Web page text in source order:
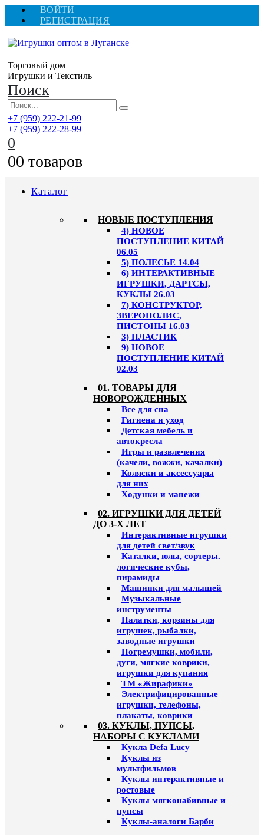
ВОЙТИ
РЕГИСТРАЦИЯ
Торговый дом
Игрушки и Текстиль
Поиск
+7 (959) 222-21-99
+7 (959) 222-28-99
0
00 товаров
Каталог
НОВЫЕ ПОСТУПЛЕНИЯ
4) НОВОЕ
ПОСТУПЛЕНИЕ КИТАЙ
06.05
5) ПОЛЕСЬЕ 14.04
6) ИНТЕРАКТИВНЫЕ
ИГРУШКИ, ДАРТСЫ,
КУКЛЫ 26.03
7) КОНСТРУКТОР,
ЗВЕРОПОЛИС,
ПИСТОНЫ 16.03
3) ПЛАСТИК
9) НОВОЕ
ПОСТУПЛЕНИЕ КИТАЙ
02.03
01. ТОВАРЫ ДЛЯ
НОВОРОЖДЕННЫХ
Все для сна
Гигиена и уход
Детская мебель и
автокресла
Игры и развлечения
(качели, вожжи, качалки)
Коляски и аксессуары
для них
Ходунки и манежи
02. ИГРУШКИ ДЛЯ ДЕТЕЙ
ДО 3-Х ЛЕТ
Интерактивные игрушки
для детей свет/звук
Каталки, юлы, сортеры.
логические кубы,
пирамиды
Машинки для малышей
Музыкальные
инструменты
Палатки, корзины для
игрушек, рыбалки,
заводные игрушки
Погремушки, мобили,
дуги, мягкие коврики,
игрушки для купания
ТМ «Жирафики»
Электрифицированные
игрушки, телефоны,
плакаты, коврики
03. КУКЛЫ, ПУПСЫ,
НАБОРЫ С КУКЛАМИ
Кукла Defa Lucy
Куклы из
мультфильмов
Куклы интерактивные и
ростовые
Куклы мягконабивные и
пупсы
Куклы-аналоги Барби